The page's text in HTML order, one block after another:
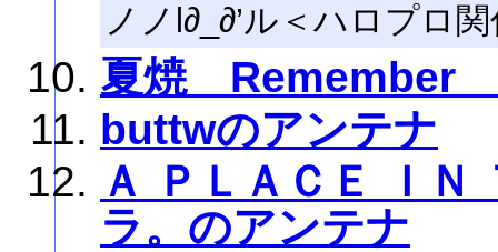
ノノl∂_∂’ル＜ハロプロ
夏焼
buttwのアンテナ
Ａ ＰＬＡＣＥ ＩＮ
ラ。のアンテナ